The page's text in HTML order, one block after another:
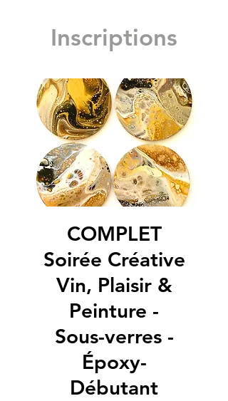
Inscriptions
COMPLET
Soirée Créative
Vin, Plaisir &
Peinture -
Sous-verres -
Époxy-
Débutant